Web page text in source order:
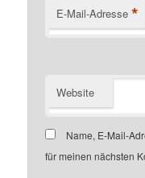
E-Mail-Adresse *
Website
Name, E-Mail-
für meinen nächsten